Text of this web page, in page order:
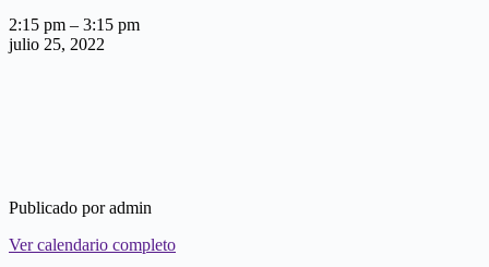
Taller
Educación
2:15 pm – 3:15 pm
julio 25, 2022
Publicado por admin
Ver calendario completo